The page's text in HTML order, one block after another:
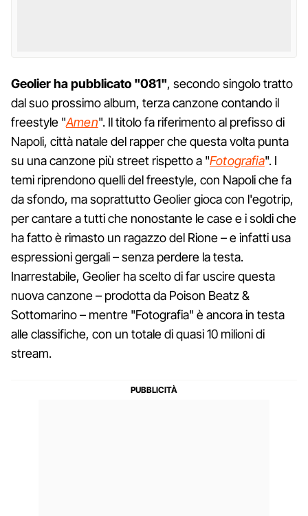
Geolier ha pubblicato "081", secondo singolo tratto
dal suo prossimo album, terza canzone contando il
freestyle "Amen". Il titolo fa riferimento al prefisso di
Napoli, città natale del rapper che questa volta punta
su una canzone più street rispetto a "Fotografia". I
temi riprendono quelli del freestyle, con Napoli che fa
da sfondo, ma soprattutto Geolier gioca con l'egotrip,
per cantare a tutti che nonostante le case e i soldi che
ha fatto è rimasto un ragazzo del Rione – e infatti usa
espressioni gergali – senza perdere la testa.
Inarrestabile, Geolier ha scelto di far uscire questa
nuova canzone – prodotta da Poison Beatz &
Sottomarino – mentre "Fotografia" è ancora in testa
alle classifiche, con un totale di quasi 10 milioni di
stream.